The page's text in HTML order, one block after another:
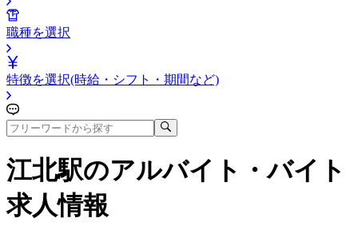
職種を選択
特徴を選択(時給・シフト・期間など)
江北駅のアルバイト・バイト
求人情報